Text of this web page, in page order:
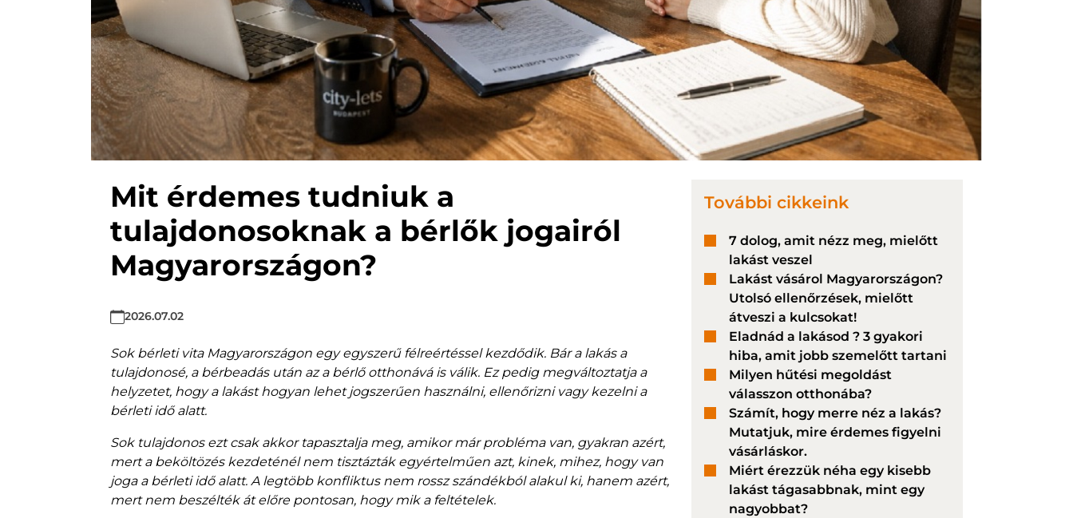
Mit érdemes tudniuk a
tulajdonosoknak a bérlők jogairól
Magyarországon?
2026.07.02
Sok bérleti vita Magyarországon egy egyszerű félreértéssel kezdődik. Bár a lakás a
tulajdonosé, a bérbeadás után az a bérlő otthonává is válik. Ez pedig megváltoztatja a
helyzetet, hogy a lakást hogyan lehet jogszerűen használni, ellenőrizni vagy kezelni a
bérleti idő alatt.
Sok tulajdonos ezt csak akkor tapasztalja meg, amikor már probléma van, gyakran azért,
mert a beköltözés kezdeténél nem tisztázták egyértelműen azt, kinek, mihez, hogy van
joga a bérleti idő alatt. A legtöbb konfliktus nem rossz szándékból alakul ki, hanem azért,
mert nem beszélték át előre pontosan, hogy mik a feltételek.
További cikkeink
7 dolog, amit nézz meg, mielőtt
lakást veszel
Lakást vásárol Magyarországon?
Utolsó ellenőrzések, mielőtt
átveszi a kulcsokat!
Eladnád a lakásod ? 3 gyakori
hiba, amit jobb szemelőtt tartani
Milyen hűtési megoldást
válasszon otthonába?
Számít, hogy merre néz a lakás?
Mutatjuk, mire érdemes figyelni
vásárláskor.
Miért érezzük néha egy kisebb
lakást tágasabbnak, mint egy
nagyobbat?